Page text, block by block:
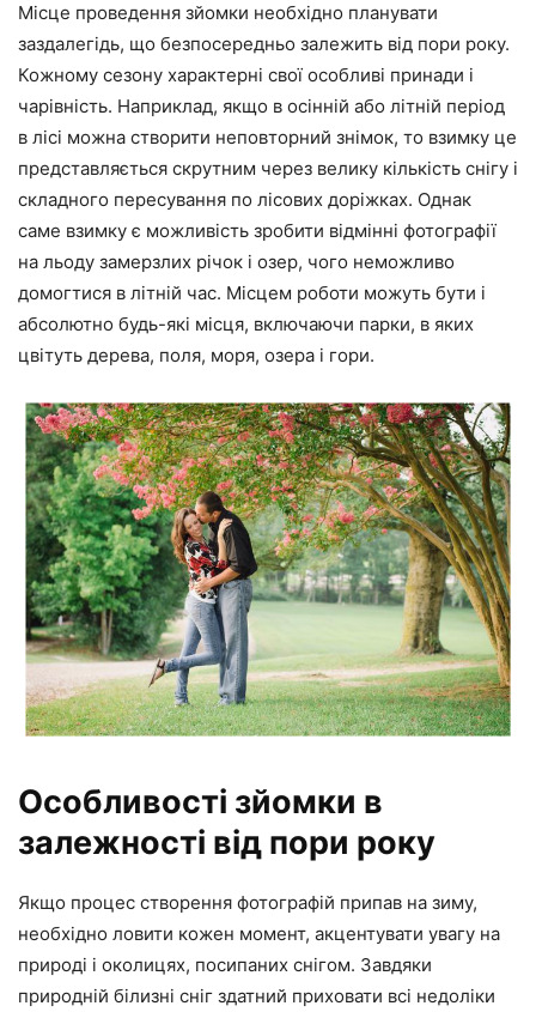
Місце проведення зйомки необхідно планувати
заздалегідь, що безпосередньо залежить від пори року.
Кожному сезону характерні свої особливі принади і
чарівність. Наприклад, якщо в осінній або літній період
в лісі можна створити неповторний знімок, то взимку це
представляється скрутним через велику кількість снігу і
складного пересування по лісових доріжках. Однак
саме взимку є можливість зробити відмінні фотографії
на льоду замерзлих річок і озер, чого неможливо
домогтися в літній час. Місцем роботи можуть бути і
абсолютно будь-які місця, включаючи парки, в яких
цвітуть дерева, поля, моря, озера і гори.
Особливості зйомки в
залежності від пори року
Якщо процес створення фотографій припав на зиму,
необхідно ловити кожен момент, акцентувати увагу на
природі і околицях, посипаних снігом. Завдяки
природній білизні сніг здатний приховати всі недоліки